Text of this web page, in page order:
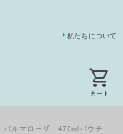
私たちについて
ルマローザ 470mlパウチ